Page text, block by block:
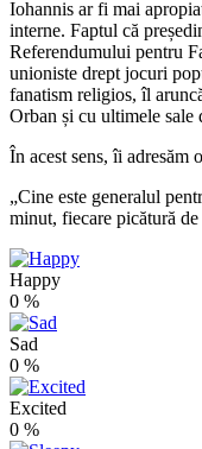
Iohannis ar fi mai
interne. Faptul că
Referendumului pentru
unioniste drept jocuri
fanatism religios, îl
Orban și cu ultimele sale
În acest sens, îi
„Cine este generalul
minut, fiecare picătură
Happy
0 %
Sad
0 %
Excited
0 %